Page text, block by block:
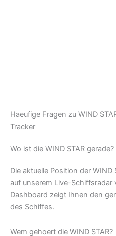
Haeufige Fragen zu WIND
Tracker
Wo ist die WIND STAR gerade?
Die aktuelle Position der WIND
auf unserem Live-
Dashboard zeigt Ihnen den
des Schiffes.
Wem gehoert die WIND STAR?